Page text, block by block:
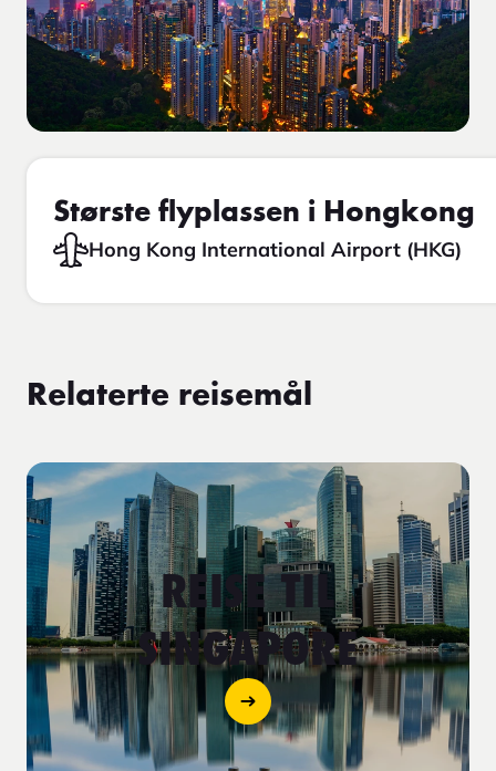
Største flyplassen i Hongkong
Hong Kong International Airport (HKG)
Relaterte reisemål
REISE TIL
SINGAPORE